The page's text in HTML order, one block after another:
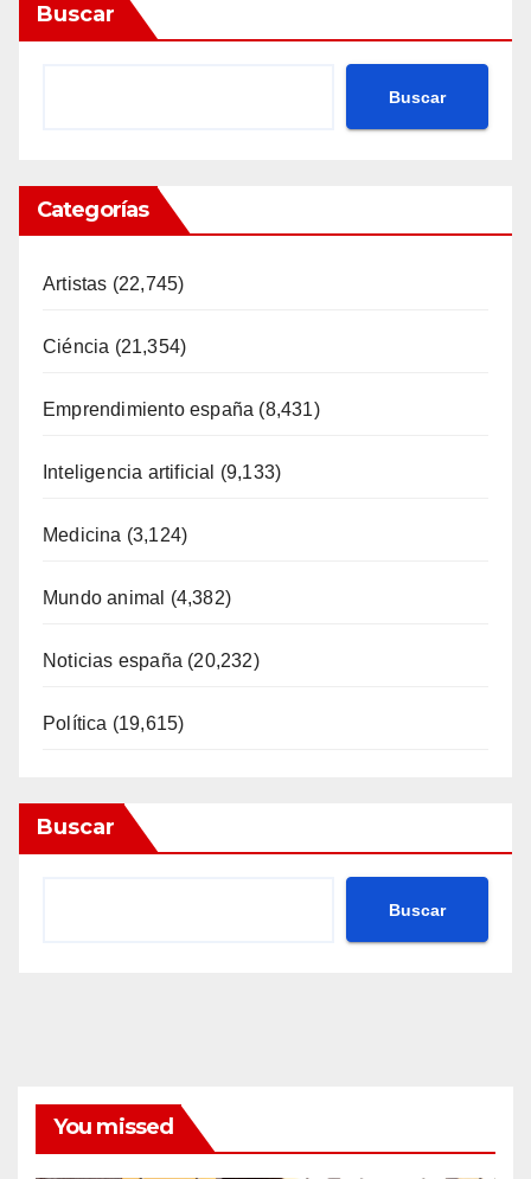
Buscar
Buscar
Categorías
Artistas (22,745)
Ciéncia (21,354)
Emprendimiento españa (8,431)
Inteligencia artificial (9,133)
Medicina (3,124)
Mundo animal (4,382)
Noticias españa (20,232)
Política (19,615)
Buscar
Buscar
You missed